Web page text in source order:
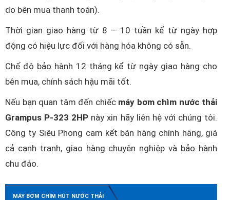
do bên mua thanh toán).
Thời gian giao hàng từ 8 – 10 tuần kể từ ngày hợp
động có hiệu lực đối với hàng hóa không có sẵn.
Chế độ bảo hành 12 tháng kể từ ngày giao hàng cho
bên mua, chính sách hậu mãi tốt.
Nếu bạn quan tâm đến chiếc máy bơm chìm nước thải
Grampus P-323 2HP này xin hãy liên hệ với chúng tôi.
Công ty Siêu Phong cam kết bán hàng chính hãng, giá
cả cạnh tranh, giao hàng chuyên nghiệp và bảo hành
chu đáo.
MÁY BƠM CHÌM HÚT NƯỚC THẢI